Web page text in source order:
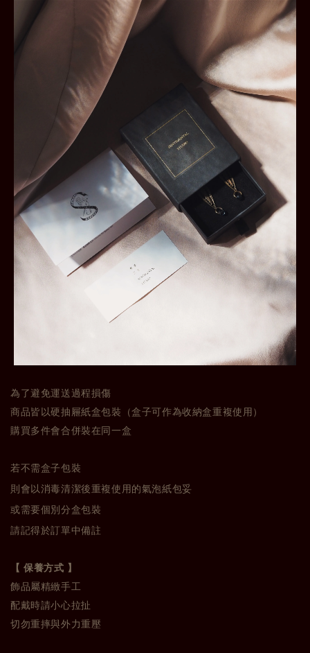
為了避免運送過程損傷
商品皆以硬抽屜紙盒包裝（盒子可作為收納盒重複使用）
購買多件會合併裝在同一盒
若不需盒子包裝
則會以消毒清潔後重複使用的氣泡紙包妥
或需要個別分盒包裝
請記得於訂單中備註
【 保養方式 】
飾品屬精緻手工
配戴時請小心拉扯
切勿重摔與外力重壓